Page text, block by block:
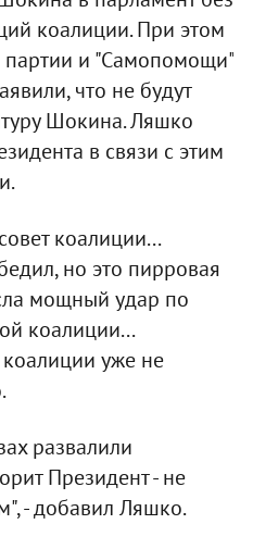
коалиции. При этом
и "Самопомощи"
что не будут
Шокина. Ляшко
в связи с этим
коалиции...
но это пирровая
мощный удар по
коалиции...
уже не
развалили
Президент - не
- добавил Ляшко.